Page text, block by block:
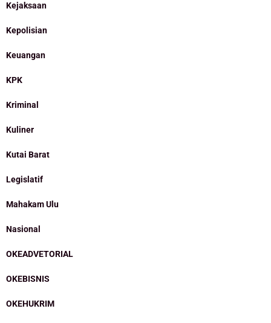
Kejaksaan
Kepolisian
Keuangan
KPK
Kriminal
Kuliner
Kutai Barat
Legislatif
Mahakam Ulu
Nasional
OKEADVETORIAL
OKEBISNIS
OKEHUKRIM